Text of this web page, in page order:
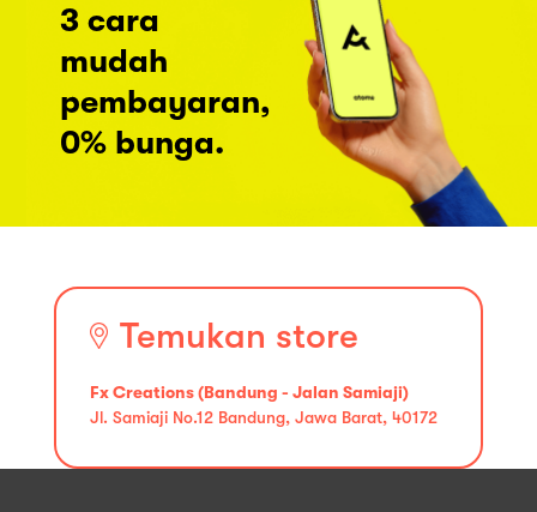
3 cara
mudah
pembayaran,
0% bunga.
Temukan store
Fx Creations (Bandung - Jalan Samiaji)
Jl. Samiaji No.12 Bandung, Jawa Barat, 40172